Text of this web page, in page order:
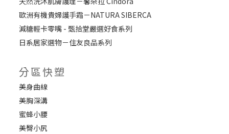
歐洲有機貴婦護手霜－NATURA SIBERCA
減糖輕卡零嘴 - 甄拾堂嚴選好食系列
日系居家選物－住友良品系列
分區快塑
美身曲線
美胸深溝
蜜蜂小腰
美臀小尻